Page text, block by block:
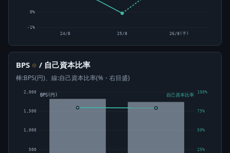
-1%
0%
24/8 25/8 26/8(予)
BPS ⊙ / 自己資本比率
棒:BPS(円)、線:自己資本比率(%・右目盛)
500
1,000
1,500
2,000
25%
50%
75%
100%
BPS(円) 自己資本比率